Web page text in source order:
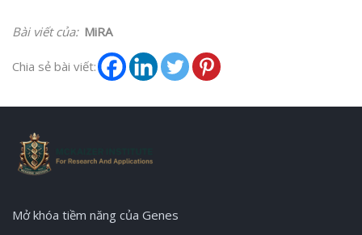
Bài viết của: MiRA
Chia sẻ bài viết:
Mở khóa tiềm năng của Genes